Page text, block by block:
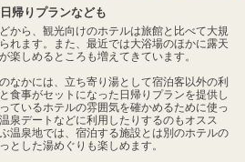
帰りプランなども
から、観光向けのホテルは旅館と比べて大規
れます。また、最近では大浴場のほかに露天
楽しめるところも増えてきています。
なかには、立ち寄り湯として宿泊客以外の利
食事がセットになった日帰りプランを提供し
ているホテルの雰囲気を確かめるために使っ
泉デートなどに利用したりするのもオスス
温泉地では、宿泊する施設とは別のホテルの
とした湯めぐりも楽しめます。